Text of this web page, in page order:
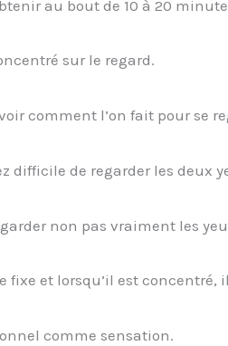
au bout de 10 à 20
sur le regard.
comment l’on fait pour se
difficile de regarder les deux
non pas vraiment les
fixe et lorsqu’il est
comme sensation.